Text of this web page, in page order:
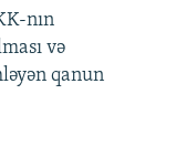
480p
360p
480p
nın
və
qanun